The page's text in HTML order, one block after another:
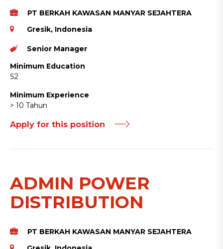
PT BERKAH KAWASAN MANYAR SEJAHTERA
Gresik, Indonesia
Senior Manager
Minimum Education
S2
Minimum Experience
> 10 Tahun
Apply for this position
ADMIN POWER
DISTRIBUTION
PT BERKAH KAWASAN MANYAR SEJAHTERA